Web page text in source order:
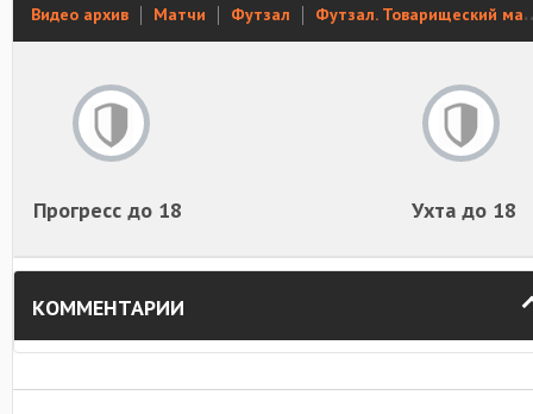
Видео архив Матчи Футзал Футзал. Товарищеский матч
Прогресс до 18 Ухта до 18
КОММЕНТАРИИ